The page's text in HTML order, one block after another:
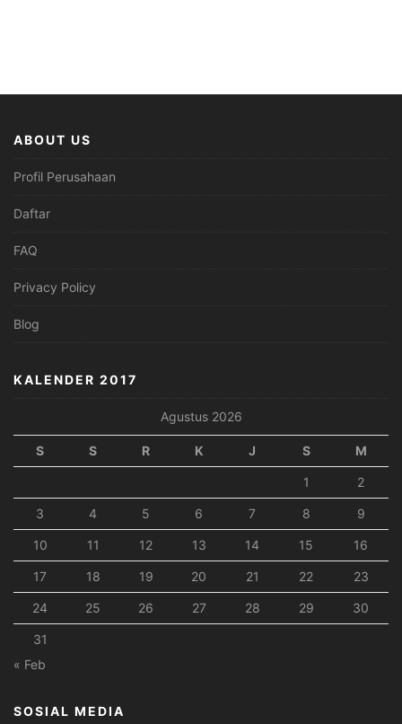
ABOUT US
Profil Perusahaan
Daftar
FAQ
Privacy Policy
Blog
KALENDER 2017
Agustus 2026
S S R K J S M
1 2
3 4 5 6 7 8 9
10 11 12 13 14 15 16
17 18 19 20 21 22 23
24 25 26 27 28 29 30
31
« Feb
SOSIAL MEDIA